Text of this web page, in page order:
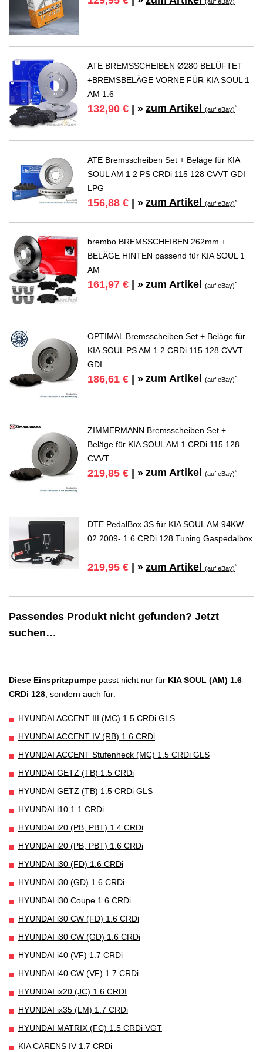
ATE BREMSSCHEIBEN Ø280 BELÜFTET
+BREMSBELÄGE VORNE FÜR KIA SOUL 1
AM 1.6
132,90 € | » zum Artikel(auf eBay)*
ATE Bremsscheiben Set + Beläge für KIA
SOUL AM 1 2 PS CRDi 115 128 CVVT GDI
LPG
156,88 € | » zum Artikel(auf eBay)*
brembo BREMSSCHEIBEN 262mm +
BELÄGE HINTEN passend für KIA SOUL 1
AM
161,97 € | » zum Artikel(auf eBay)*
OPTIMAL Bremsscheiben Set + Beläge für
KIA SOUL PS AM 1 2 CRDi 115 128 CVVT
GDI
186,61 € | » zum Artikel(auf eBay)*
ZIMMERMANN Bremsscheiben Set +
Beläge für KIA SOUL AM 1 CRDi 115 128
CVVT
219,85 € | » zum Artikel(auf eBay)*
DTE PedalBox 3S für KIA SOUL AM 94KW
02 2009- 1.6 CRDi 128 Tuning Gaspedalbox
.
219,95 € | » zum Artikel(auf eBay)*
Passendes Produkt nicht gefunden? Jetzt
suchen…
Diese Einspritzpumpe passt nicht nur für KIA SOUL (AM) 1.6
CRDi 128 , sondern auch für:
HYUNDAI ACCENT III (MC) 1.5 CRDi GLS
HYUNDAI ACCENT IV (RB) 1.6 CRDi
HYUNDAI ACCENT Stufenheck (MC) 1.5 CRDi GLS
HYUNDAI GETZ (TB) 1.5 CRDi
HYUNDAI GETZ (TB) 1.5 CRDi GLS
HYUNDAI i10 1.1 CRDi
HYUNDAI i20 (PB, PBT) 1.4 CRDi
HYUNDAI i20 (PB, PBT) 1.6 CRDi
HYUNDAI i30 (FD) 1.6 CRDi
HYUNDAI i30 (GD) 1.6 CRDi
HYUNDAI i30 Coupe 1.6 CRDi
HYUNDAI i30 CW (FD) 1.6 CRDi
HYUNDAI i30 CW (GD) 1.6 CRDi
HYUNDAI i40 (VF) 1.7 CRDi
HYUNDAI i40 CW (VF) 1.7 CRDi
HYUNDAI ix20 (JC) 1.6 CRDI
HYUNDAI ix35 (LM) 1.7 CRDi
HYUNDAI MATRIX (FC) 1.5 CRDi VGT
KIA CARENS IV 1.7 CRDi